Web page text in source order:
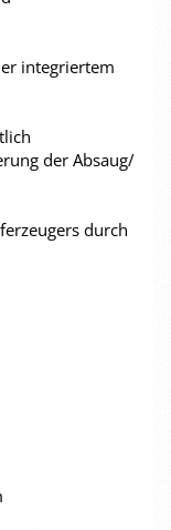
integriertem
der Absaug/
durch